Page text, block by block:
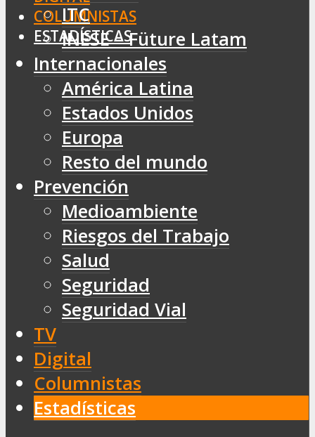
COLUMNISTAS
ESTADÍSTICAS
ITC
INESE – Füture Latam
Internacionales
América Latina
Estados Unidos
Europa
Resto del mundo
Prevención
Medioambiente
Riesgos del Trabajo
Salud
Seguridad
Seguridad Vial
TV
Digital
Columnistas
Estadísticas